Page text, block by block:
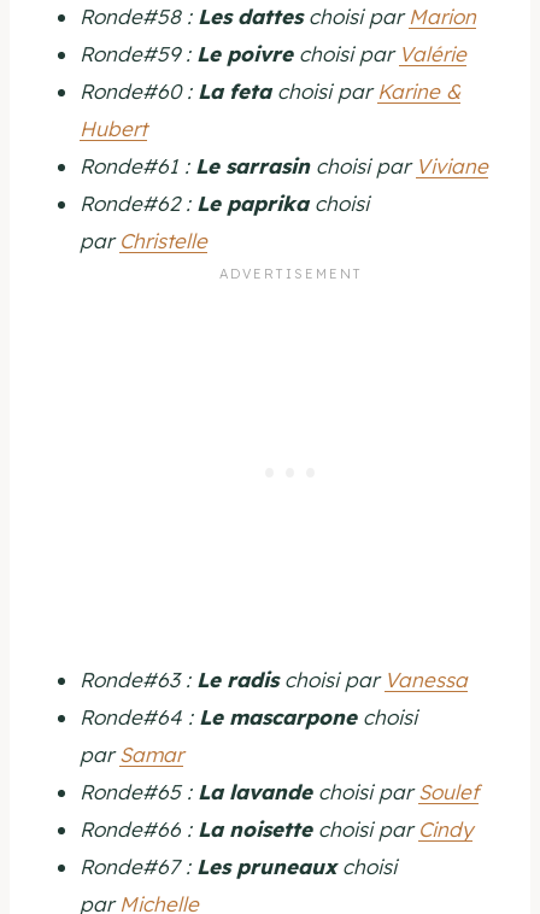
Ronde#58 : Les datteschoisi parMarion
Ronde#59 : Le poivrechoisi par Valérie
Ronde#60 : La fetachoisi parKarine &
Hubert
Ronde#61 :Le sarrasin choisi par Viviane
Ronde#62 : Le paprikachoisi
parChristelle
Ronde#63 : Le radischoisi par Vanessa
Ronde#64 : Le mascarpone choisi
parSamar
Ronde#65 :La lavandechoisi parSoulef
Ronde#66 : La noisettechoisi parCindy
Ronde#67 : Les pruneauxchoisi
parMichelle